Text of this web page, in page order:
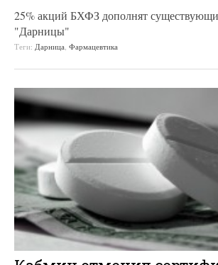
25% акций БХФЗ дополнят
"Дарницы"
Теги: Дарница Фармацевтика